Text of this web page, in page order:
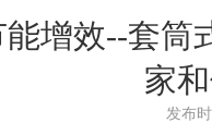
增效--套
家
发布